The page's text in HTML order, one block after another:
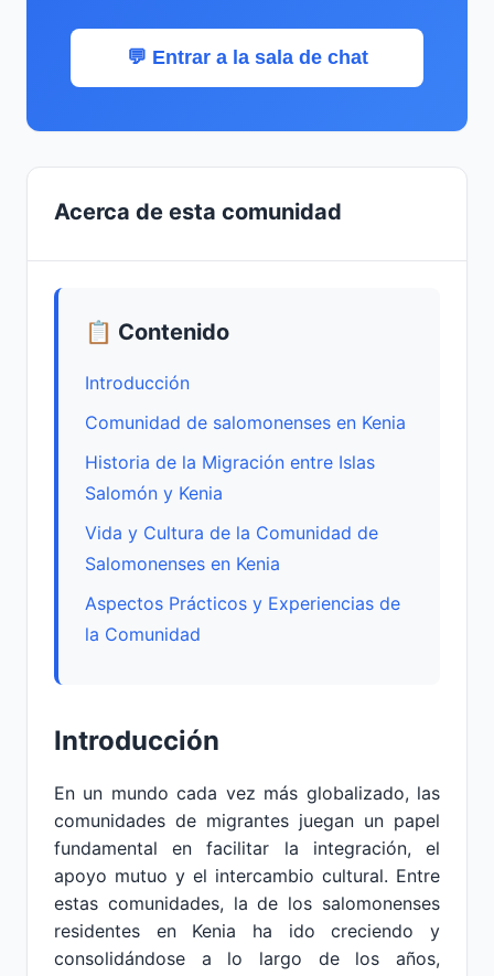
💬 Entrar a la sala de chat
Acerca de esta comunidad
📋 Contenido
Introducción
Comunidad de salomonenses en Kenia
Historia de la Migración entre Islas
Salomón y Kenia
Vida y Cultura de la Comunidad de
Salomonenses en Kenia
Aspectos Prácticos y Experiencias de
la Comunidad
Introducción
En un mundo cada vez más globalizado, las
comunidades de migrantes juegan un papel
fundamental en facilitar la integración, el
apoyo mutuo y el intercambio cultural. Entre
estas comunidades, la de los salomonenses
residentes en Kenia ha ido creciendo y
consolidándose a lo largo de los años,